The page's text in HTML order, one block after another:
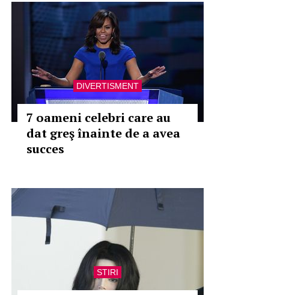
DIVERTISMENT
7 oameni celebri care au
dat greş înainte de a avea
succes
STIRI